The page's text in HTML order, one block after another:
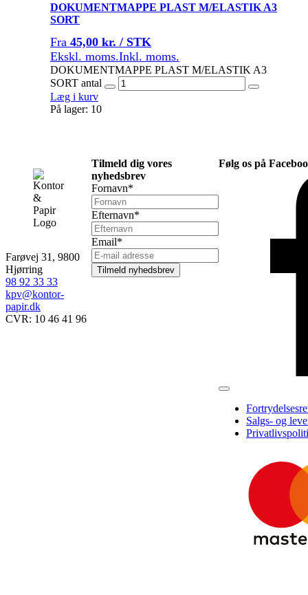
DOKUMENTMAPPE PLAST M/ELASTIK A3
SORT
Fra 45,00 kr. / STK
Ekskl. moms.Inkl. moms.
DOKUMENTMAPPE PLAST M/ELASTIK A3
SORT antal
Læg i kurv
På lager: 10
Farøvej 31, 9800
Hjørring
98 92 33 33
kpv@kontor-
papir.dk
CVR: 10 46 41 96
Tilmeld dig vores
nyhedsbrev
Fornavn*
Efternavn*
Email*
Tilmeld nyhedsbrev
Følg os på
Salgs- og